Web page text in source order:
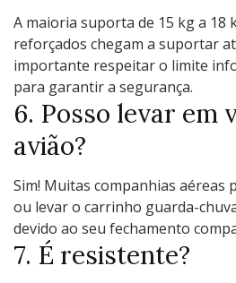
A maioria suporta de 15 kg a 18
reforçados chegam a suportar
importante respeitar o limite
para garantir a segurança.
6. Posso levar em
avião?
Sim! Muitas companhias aéreas
ou levar o carrinho guarda-
devido ao seu fechamento
7. É resistente?